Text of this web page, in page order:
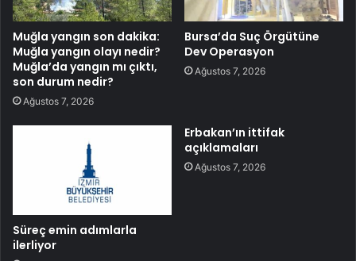
Muğla yangın son dakika:
Muğla yangın olayı nedir?
Muğla’da yangın mı çıktı,
son durum nedir?
Ağustos 7, 2026
Bursa’da Suç Örgütüne
Dev Operasyon
Ağustos 7, 2026
Süreç emin adımlarla
ilerliyor
Erbakan’ın ittifak
açıklamaları
Ağustos 7, 2026